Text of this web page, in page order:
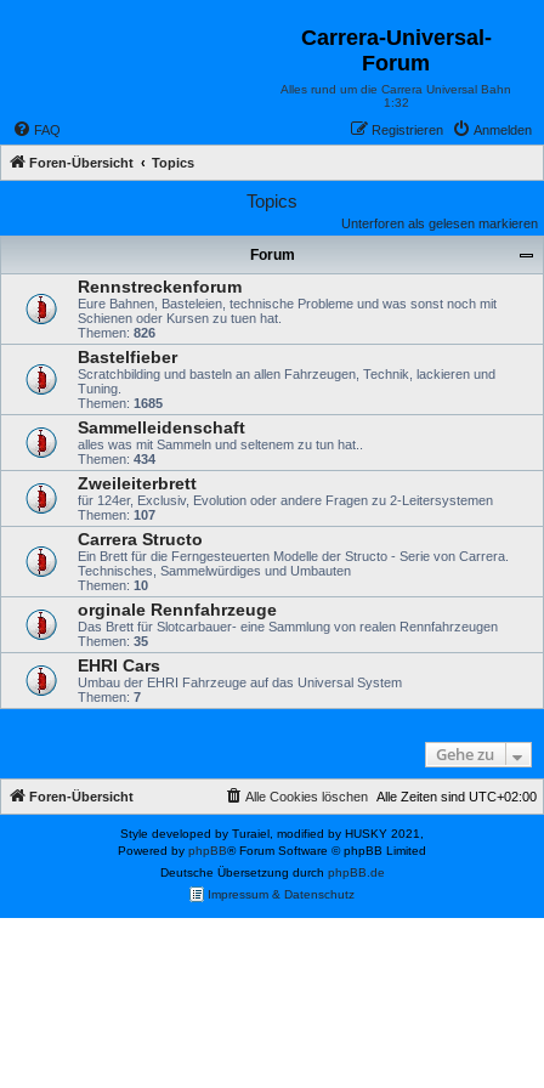
Carrera-Universal-
Forum
Alles rund um die Carrera Universal Bahn
1:32
FAQ Anmelden
Registrieren
Foren-Übersicht Topics
Topics
Unterforen als gelesen markieren
Forum
Rennstreckenforum
Eure Bahnen, Basteleien, technische Probleme und was sonst noch mit
Schienen oder Kursen zu tuen hat.
Themen: 826
Bastelfieber
Scratchbilding und basteln an allen Fahrzeugen, Technik, lackieren und
Tuning.
Themen: 1685
Sammelleidenschaft
alles was mit Sammeln und seltenem zu tun hat..
Themen: 434
Zweileiterbrett
für 124er, Exclusiv, Evolution oder andere Fragen zu 2-Leitersystemen
Themen: 107
Carrera Structo
Ein Brett für die Ferngesteuerten Modelle der Structo - Serie von Carrera.
Technisches, Sammelwürdiges und Umbauten
Themen: 10
orginale Rennfahrzeuge
Das Brett für Slotcarbauer- eine Sammlung von realen Rennfahrzeugen
Themen: 35
EHRI Cars
Umbau der EHRI Fahrzeuge auf das Universal System
Themen: 7
Gehe zu
Foren-Übersicht Alle Zeiten sind UTC+02:00
Alle Cookies löschen
Style developed by Turaiel, modified by HUSKY 2021,
Powered by phpBB® Forum Software © phpBB Limited
Deutsche Übersetzung durch phpBB.de
Impressum & Datenschutz